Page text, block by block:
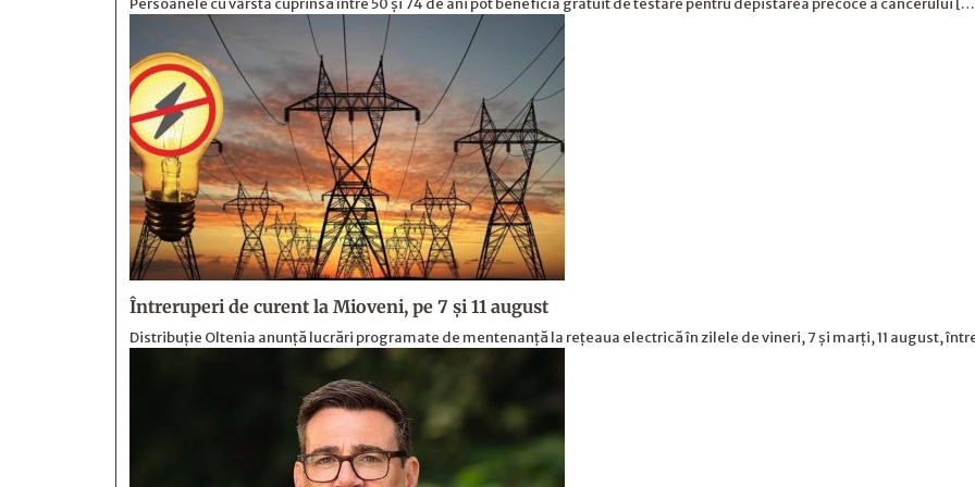
Persoanele cu vârsta cuprinsă între 50 și 74 de ani pot beneficia gratuit de testare pentru depistarea precoce a cancerului
Întreruperi de curent la Mioveni, pe 7 și 11 august
Distribuție Oltenia anunță lucrări programate de mentenanță la rețeaua electrică în zilele de vineri, 7 și marți, 11 august,